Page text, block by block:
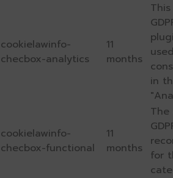
cookielawinfo-
checbox-analytics
11
months
in
cookielawinfo-
checbox-functional
11
months
The
for